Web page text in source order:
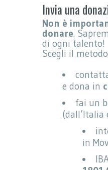
Invia una
Non è
donare.
di ogni talento!
Scegli il
e dona in
fai un
(dall’Italia
in